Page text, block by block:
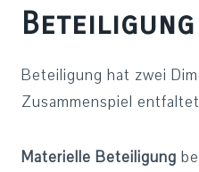
Beteiligung
Beteiligung hat zwei
Zusammenspiel
Materielle Beteiligung